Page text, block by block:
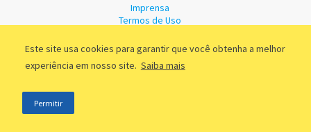
Este site usa cookies para garantir que você obtenha a melhor
experiência em nosso site. Saiba mais
Permitir
Imprensa
Termos de Uso
©2011 - 2026, GetNinjas LTDA. CNPJ 55.744.877/0001-89 - Rua Dr.
Fernandes Coelho, 85 - 3º andar - São Paulo/SP - Brasil